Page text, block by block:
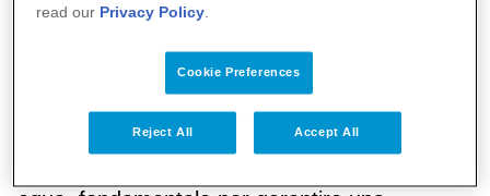
sul paziente-tipo, identificabile nell’uomo
caucasico tra i 30 e i 45 anni, oggi le aziende
farmaceutiche e le autorità regolatorie
pongono particolare attenzione affinché sia
garantita una rappresentazione di genere
read our Privacy Policy.
Cookie Preferences
Reject All Accept All